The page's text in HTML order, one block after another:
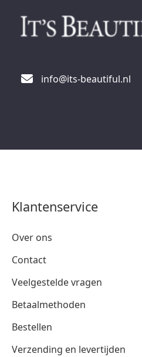
info@its-beautiful.nl
Klantenservice
Over ons
Contact
Veelgestelde vragen
Betaalmethoden
Bestellen
Verzending en levertijden